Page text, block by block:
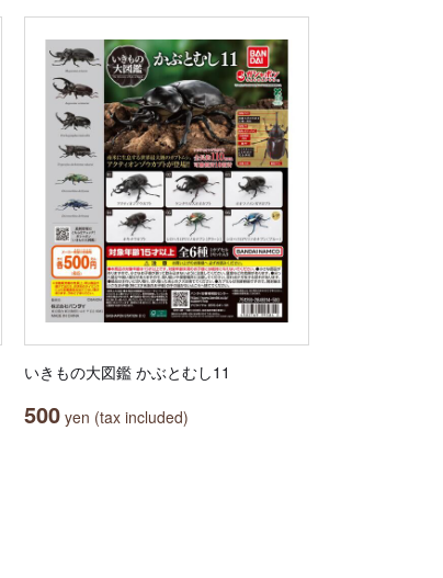
いきもの大図鑑 かぶとむし11
500 yen (tax included)